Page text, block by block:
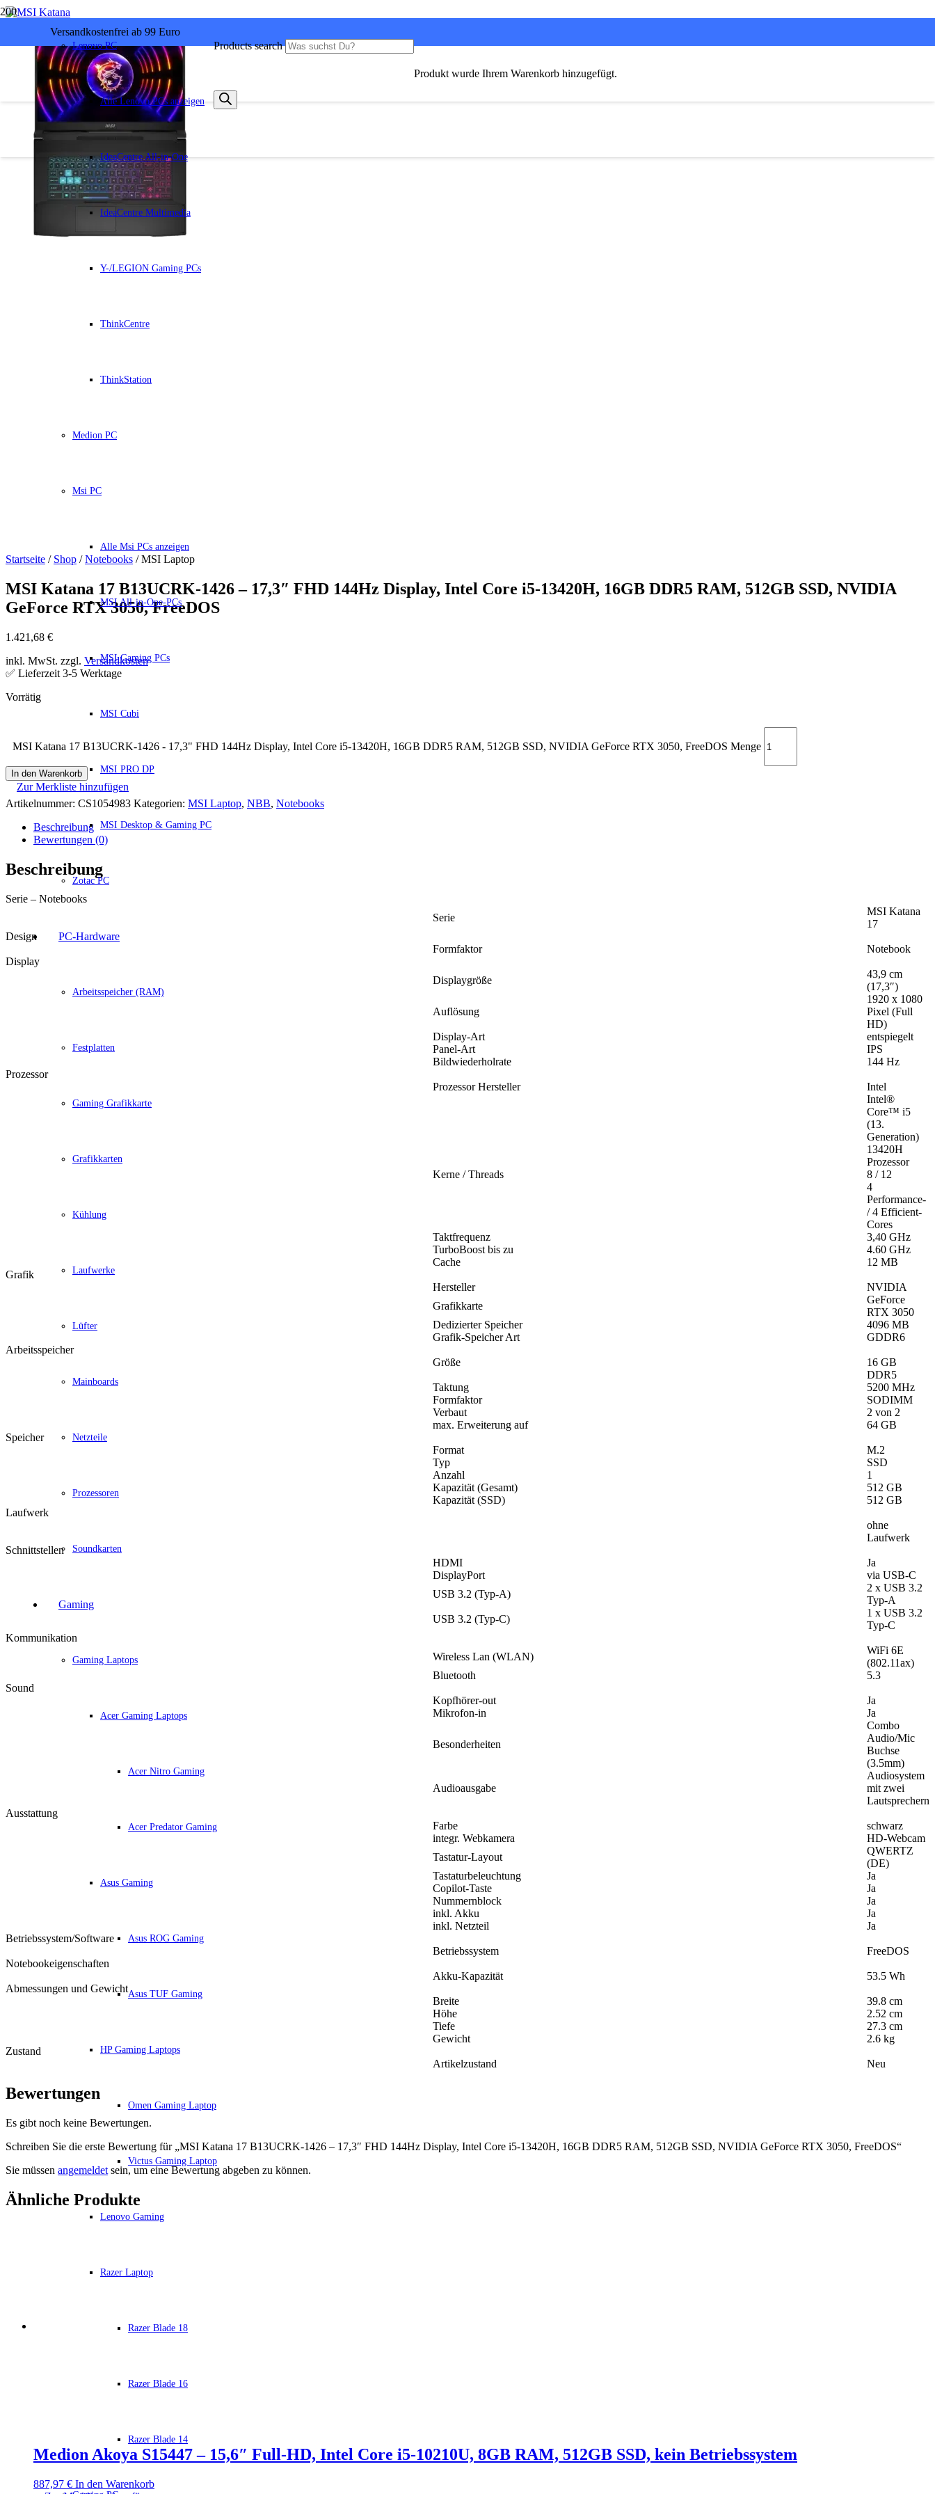
Versandkostenfrei ab 99 Euro
Products search
Produkt wurde Ihrem Warenkorb hinzugefügt.
Lenovo PC
Alle Lenovo PCs anzeigen
IdeaCentre All-in-One
IdeaCentre Multimedia
Y-/LEGION Gaming PCs
ThinkCentre
ThinkStation
Medion PC
Msi PC
Alle Msi PCs anzeigen
MSI All-in-One-PCs
MSI Gaming PCs
MSI Cubi
MSI PRO DP
MSI Desktop & Gaming PC
Zotac PC
PC-Hardware
Arbeitsspeicher (RAM)
Festplatten
Gaming Grafikkarte
Grafikkarten
Kühlung
Laufwerke
Lüfter
Mainboards
Netzteile
Prozessoren
Soundkarten
Gaming
Gaming Laptops
Acer Gaming Laptops
Acer Nitro Gaming
Acer Predator Gaming
Asus Gaming
Asus ROG Gaming
Asus TUF Gaming
HP Gaming Laptops
Omen Gaming Laptop
Victus Gaming Laptop
Lenovo Gaming
Razer Laptop
Razer Blade 18
Razer Blade 16
Razer Blade 14
Startseite / Shop /Notebooks / MSI Laptop
MSI Katana 17 B13UCRK-1426 – 17,3″ FHD 144Hz Display, Intel Core i5-13420H, 16GB DDR5 RAM, 512GB SSD, NVIDIA
GeForce RTX 3050, FreeDOS
1.421,68 €
inkl. MwSt. zzgl. Versandkosten
✅ Lieferzeit 3-5 Werktage
MSI Katana 17 B13UCRK-1426 - 17,3" FHD 144Hz Display, Intel Core i5-13420H, 16GB DDR5 RAM, 512GB SSD, NVIDIA GeForce RTX 3050, FreeDOS Menge
In den Warenkorb
Zur Merkliste hinzufügen
Artikelnummer: CS1054983 Kategorien: MSI Laptop, NBB, Notebooks
Beschreibung
Bewertungen (0)
Beschreibung
Serie – Notebooks
Serie
MSI Katana
17
Design
Formfaktor
Notebook
Display
Displaygröße
43,9 cm
(17,3″)
Auflösung
1920 x 1080
Pixel (Full
HD)
Display-Art
entspiegelt
Panel-Art
IPS
Bildwiederholrate
144 Hz
Prozessor
Prozessor Hersteller
Intel
Intel®
Core™ i5
(13.
Generation)
13420H
Prozessor
Kerne / Threads
8 / 12
4
Performance-
/ 4 Efficient-
Cores
Taktfrequenz
3,40 GHz
TurboBoost bis zu
4.60 GHz
Cache
12 MB
Grafik
Hersteller
NVIDIA
Grafikkarte
GeForce
RTX 3050
Dedizierter Speicher
4096 MB
Grafik-Speicher Art
GDDR6
Arbeitsspeicher
Größe
16 GB
DDR5
Taktung
5200 MHz
Formfaktor
SODIMM
Verbaut
2 von 2
max. Erweiterung auf
64 GB
Speicher
Format
M.2
Typ
SSD
Anzahl
1
Kapazität (Gesamt)
512 GB
Kapazität (SSD)
512 GB
Laufwerk
ohne
Laufwerk
Schnittstellen
HDMI
Ja
DisplayPort
via USB-C
USB 3.2 (Typ-A)
2 x USB 3.2
Typ-A
USB 3.2 (Typ-C)
1 x USB 3.2
Typ-C
Kommunikation
Wireless Lan (WLAN)
WiFi 6E
(802.11ax)
Bluetooth
5.3
Sound
Kopfhörer-out
Ja
Mikrofon-in
Ja
Besonderheiten
Combo
Audio/Mic
Buchse
(3.5mm)
Audioausgabe
Audiosystem
mit zwei
Lautsprechern
Ausstattung
Farbe
schwarz
integr. Webkamera
HD-Webcam
Tastatur-Layout
QWERTZ
(DE)
Tastaturbeleuchtung
Ja
Copilot-Taste
Ja
Nummernblock
Ja
inkl. Akku
Ja
inkl. Netzteil
Ja
Betriebssystem/Software
Betriebssystem
FreeDOS
Notebookeigenschaften
Akku-Kapazität
53.5 Wh
Abmessungen und Gewicht
Breite
39.8 cm
Höhe
2.52 cm
Tiefe
27.3 cm
Gewicht
2.6 kg
Zustand
Artikelzustand
Neu
Bewertungen
Es gibt noch keine Bewertungen.
Schreiben Sie die erste Bewertung für „MSI Katana 17 B13UCRK-1426 – 17,3″ FHD 144Hz Display, Intel Core i5-13420H, 16GB DDR5 RAM, 512GB SSD, NVIDIA GeForce RTX 3050, FreeDOS“
Sie müssen angemeldet sein, um eine Bewertung abgeben zu können.
Ähnliche Produkte
Medion Akoya S15447 – 15,6″ Full-HD, Intel Core i5-10210U, 8GB RAM, 512GB SSD, kein Betriebssystem
887,97 € In den Warenkorb